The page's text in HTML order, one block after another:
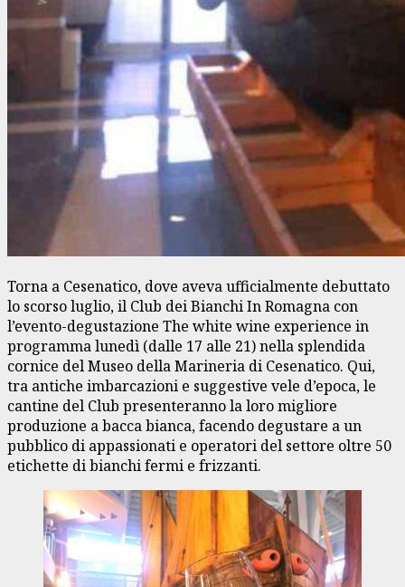
Torna a Cesenatico, dove aveva ufficialmente debuttato
lo scorso luglio, il Club dei Bianchi In Romagna con
l’evento-degustazione The white wine experience in
programma lunedì (dalle 17 alle 21) nella splendida
cornice del Museo della Marineria di Cesenatico. Qui,
tra antiche imbarcazioni e suggestive vele d’epoca, le
cantine del Club presenteranno la loro migliore
produzione a bacca bianca, facendo degustare a un
pubblico di appassionati e operatori del settore oltre 50
etichette di bianchi fermi e frizzanti.